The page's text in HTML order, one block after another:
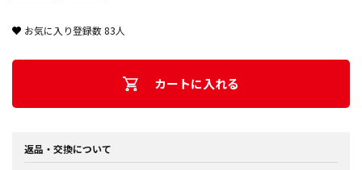
お気に入り登録数 83人
カートに入れる
返品・交換について